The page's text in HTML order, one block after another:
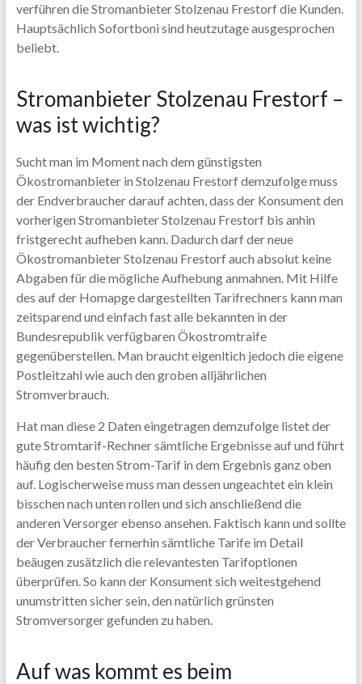
verführen die Stromanbieter Stolzenau Frestorf die Kunden.
Hauptsächlich Sofortboni sind heutzutage ausgesprochen
beliebt.
Stromanbieter Stolzenau Frestorf –
was ist wichtig?
Sucht man im Moment nach dem günstigsten
Ökostromanbieter in Stolzenau Frestorf demzufolge muss
der Endverbraucher darauf achten, dass der Konsument den
vorherigen Stromanbieter Stolzenau Frestorf bis anhin
fristgerecht aufheben kann. Dadurch darf der neue
Ökostromanbieter Stolzenau Frestorf auch absolut keine
Abgaben für die mögliche Aufhebung anmahnen. Mit Hilfe
des auf der Homapge dargestellten Tarifrechners kann man
zeitsparend und einfach fast alle bekannten in der
Bundesrepublik verfügbaren Ökostromtraife
gegenüberstellen. Man braucht eigenltich jedoch die eigene
Postleitzahl wie auch den groben alljährlichen
Stromverbrauch.
Hat man diese 2 Daten eingetragen demzufolge listet der
gute Stromtarif-Rechner sämtliche Ergebnisse auf und führt
häufig den besten Strom-Tarif in dem Ergebnis ganz oben
auf. Logischerweise muss man dessen ungeachtet ein klein
bisschen nach unten rollen und sich anschließend die
anderen Versorger ebenso ansehen. Faktisch kann und sollte
der Verbraucher fernerhin sämtliche Tarife im Detail
beäugen zusätzlich die relevantesten Tarifoptionen
überprüfen. So kann der Konsument sich weitestgehend
unumstritten sicher sein, den natürlich grünsten
Stromversorger gefunden zu haben.
Auf was kommt es beim